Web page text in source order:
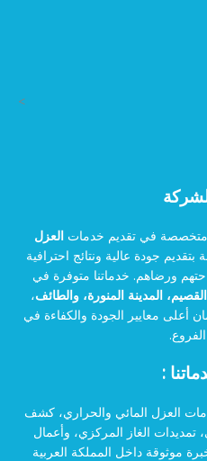
>
في تقديم خدماتالعزل
بتقديم جودة عالية ونتائج احترافية
ورضاهم. خدماتنا متوفرة في
المدينة المنورة، والطائف،
معايير الجودة والكفاءة في
:
العزل المائي والحراري، كشف
تمديدات الغاز المركزي، وأعمال
موثوقة داخل المملكة العربية